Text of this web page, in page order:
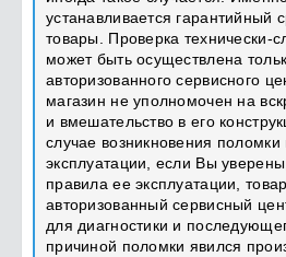
устанавливается гарантийный
товары. Проверка технически-
может быть осуществлена
авторизованного сервисного
магазин не уполномочен на
и вмешательство в его
случае возникновения поломки
эксплуатации, если Вы
правила ее эксплуатации,
авторизованный сервисный
для диагностики и
причиной поломки явился